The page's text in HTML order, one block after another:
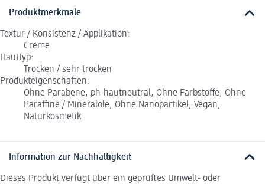
Produktmerkmale
Textur / Konsistenz / Applikation:
Creme
Hauttyp:
Trocken / sehr trocken
Produkteigenschaften:
Ohne Parabene, ph-hautneutral, Ohne Farbstoffe, Ohne
Paraffine / Mineralöle, Ohne Nanopartikel, Vegan,
Naturkosmetik
Information zur Nachhaltigkeit
Dieses Produkt verfügt über ein geprüftes Umwelt- oder